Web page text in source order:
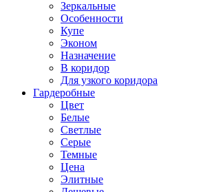
Зеркальные
Особенности
Купе
Эконом
Назначение
В коридор
Для узкого коридора
Гардеробные
Цвет
Белые
Светлые
Серые
Темные
Цена
Элитные